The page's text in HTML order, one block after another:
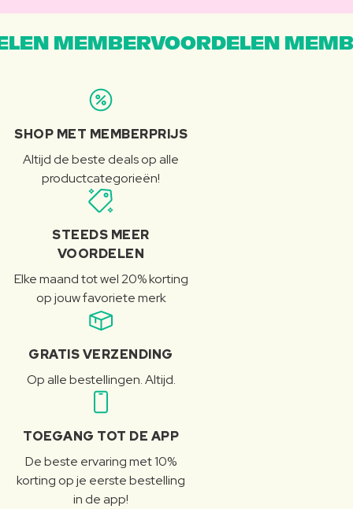
MEMBERVOORDELEN
SHOP MET MEMBERPRIJS
Altijd de beste deals op alle
productcategorieën!
STEEDS MEER
VOORDELEN
Elke maand tot wel 20% korting
op jouw favoriete merk
GRATIS VERZENDING
Op alle bestellingen. Altijd.
TOEGANG TOT DE APP
De beste ervaring met 10%
korting op je eerste bestelling
in de app!